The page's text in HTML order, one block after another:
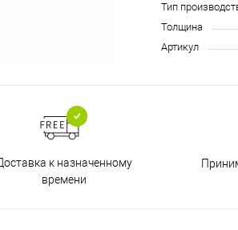
Тип
Толщина
Артикул
к назначенному
времени